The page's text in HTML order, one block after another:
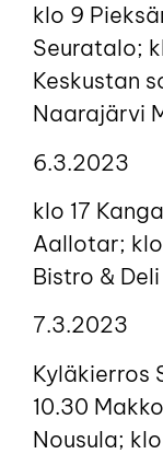
klo 9
Seuratalo;
Keskustan
Naarajärvi
6.3.2023
klo 17
Aallotar;
Bistro & Deli
7.3.2023
Kyläkierros
10.30
Nousula;